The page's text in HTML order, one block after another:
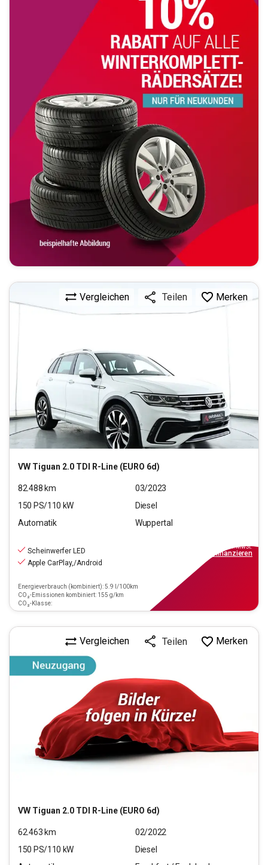
VW Tiguan 2.0 TDI R-Line (EURO 6d)
Vergleichen Teilen Merken
82.488 km
03/2023
150 PS/110 kW
Diesel
Automatik
Wuppertal
Scheinwerfer LED
Apple CarPlay,/Android
Energieverbrauch (kombiniert): 5.9 l/100km
CO₂-Emissionen kombiniert: 155 g/km
CO₂-Klasse:
inkl.MwSt.
finanzieren
VW Tiguan 2.0 TDI R-Line (EURO 6d)
Vergleichen Teilen Merken
62.463 km
02/2022
150 PS/110 kW
Diesel